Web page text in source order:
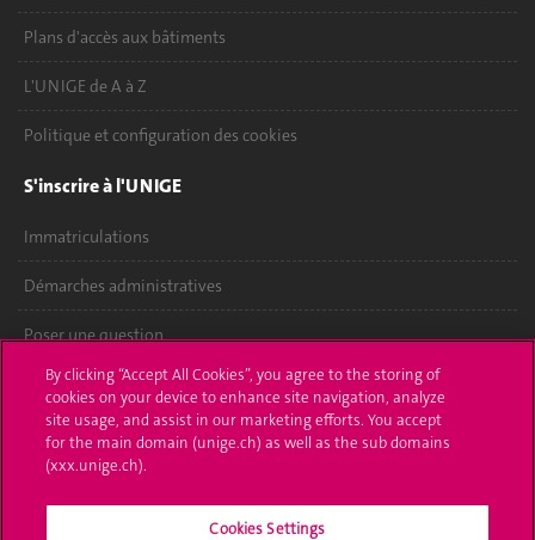
Plans d'accès aux bâtiments
L'UNIGE de A à Z
Politique et configuration des cookies
S'inscrire à l'UNIGE
Immatriculations
Démarches administratives
Poser une question
L'UNIGE vous informe
UNIGE Mobile
By clicking “Accept All Cookies”, you agree to the storing of
cookies on your device to enhance site navigation, analyze
site usage, and assist in our marketing efforts. You accept
for the main domain (unige.ch) as well as the sub domains
(xxx.unige.ch).
Cookies Settings